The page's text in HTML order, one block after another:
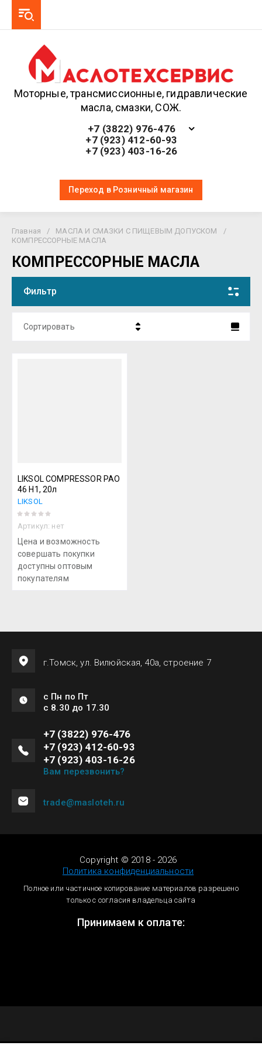
Моторные, трансмиссионные, гидравлические
масла, смазки, СОЖ.
+7 (3822) 976-476
+7 (923) 412-60-93
+7 (923) 403-16-26
Переход в Розничный магазин
Главная / МАСЛА И СМАЗКИ С ПИЩЕВЫМ ДОПУСКОМ
/
КОМПРЕССОРНЫЕ МАСЛА
КОМПРЕССОРНЫЕ МАСЛА
Фильтр
Сортировать
LIKSOL COMPRESSOR PAO
46 H1, 20л
LIKSOL
Артикул: нет
Цена и возможность
совершать покупки
доступны оптовым
покупателям
г.Томск, ул. Вилюйская, 40а, строение 7
с Пн по Пт
с 8.30 до 17.30
+7 (3822) 976-476
+7 (923) 412-60-93
+7 (923) 403-16-26
Вам перезвонить?
trade@masloteh.ru
Copyright © 2018 - 2026
Политика конфиденциальности
Полное или частичное копирование материалов разрешено
только с согласия владельца сайта
Принимаем к оплате: